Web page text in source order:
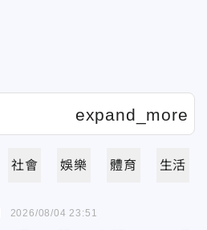
社會 娛樂 體育 生活
2026/08/04 23:51